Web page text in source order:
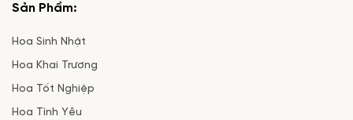
Sản Phẩm:
Hoa Sinh Nhật
Hoa Khai Trương
Hoa Tốt Nghiệp
Hoa Tình Yêu